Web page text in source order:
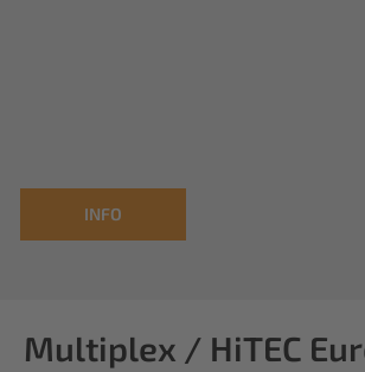
INFO
Multiplex / HiTEC